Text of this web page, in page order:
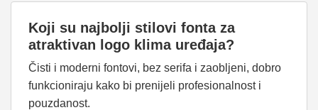
Koji su najbolji stilovi fonta za
atraktivan logo klima uređaja?
Čisti i moderni fontovi, bez serifa i zaobljeni, dobro
funkcioniraju kako bi prenijeli profesionalnost i
pouzdanost.